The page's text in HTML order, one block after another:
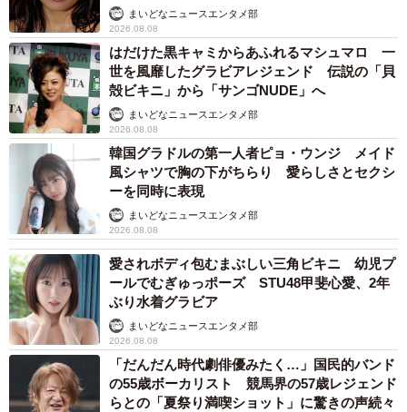
い」まいどなニュースエンタメ部
2026.08.08
はだけた黒キャミからあふれるマシュマロ 一
世を風靡したグラビアレジェンド 伝説の「貝
殻ビキニ」から「サンゴNUDE」へ
まいどなニュースエンタメ部
2026.08.08
韓国グラドルの第一人者ピョ・ウンジ メイド
風シャツで胸の下がちらり 愛らしさとセクシ
ーを同時に表現
まいどなニュースエンタメ部
2026.08.08
愛されボディ包むまぶしい三角ビキニ 幼児プ
ールでむぎゅっポーズ STU48甲斐心愛、2年
ぶり水着グラビア
まいどなニュースエンタメ部
2026.08.08
「だんだん時代劇俳優みたく…」国民的バンド
の55歳ボーカリスト 競馬界の57歳レジェンド
らとの「夏祭り満喫ショット」に驚きの声続々